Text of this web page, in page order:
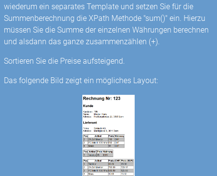
wiederum ein separates Template und setzen Sie für die
Summenberechnung die XPath Methode "sum()" ein. Hierzu
müssen Sie die Summe der einzelnen Währungen berechnen
und alsdann das ganze zusammenzählen (+).
Sortieren Sie die Preise aufsteigend.
Das folgende Bild zeigt ein mögliches Layout: